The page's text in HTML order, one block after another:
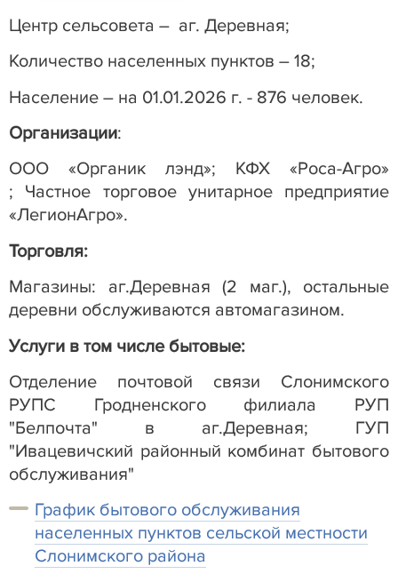
Центр сельсовета – аг. Деревная;
Количество населенных пунктов – 18;
Население – на 01.01.2026 г. - 876 человек.
Организации:
ООО «Органик лэнд»; КФХ «Роса-Агро»
; Частное торговое унитарное предприятие
«ЛегионАгро».
Торговля:
Магазины: аг.Деревная (2 маг.), остальные
деревни обслуживаются автомагазином.
Услуги в том числе бытовые:
Отделение почтовой связи Слонимского
РУПС Гродненского филиала РУП
"Белпочта" в аг.Деревная; ГУП
"Ивацевичский районный комбинат бытового
обслуживания"
График бытового обслуживания
населенных пунктов сельской местности
Слонимского района